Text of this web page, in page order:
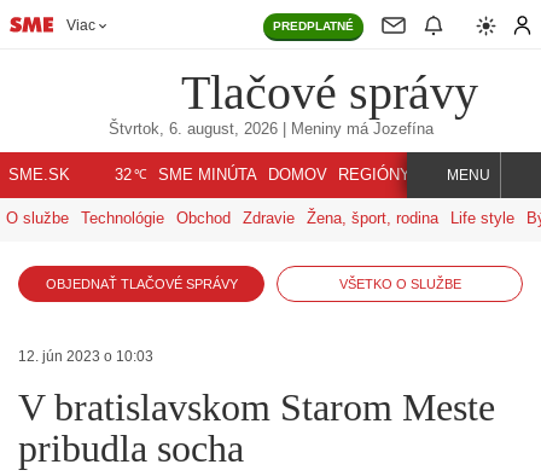
Viac PREDPLATNÉ
Tlačové správy
Štvrtok, 6. august, 2026| Meniny má Jozefína
SME.SK 32℃ SME MINÚTA DOMOV REGIÓNY INDEX SVET
MENU
O službe Technológie Obchod Zdravie Žena, šport, rodina Life style
OBJEDNAŤ TLAČOVÉ SPRÁVY VŠETKO O SLUŽBE
12. jún 2023 o 10:03
V bratislavskom Starom Meste
pribudla socha